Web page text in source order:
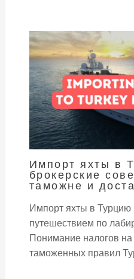
Импорт яхты в
брокерские
таможне и
Импорт яхты в Турцию
путешествием по
Понимание налогов
таможенных правил